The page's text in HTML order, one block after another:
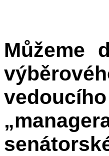
Můžeme